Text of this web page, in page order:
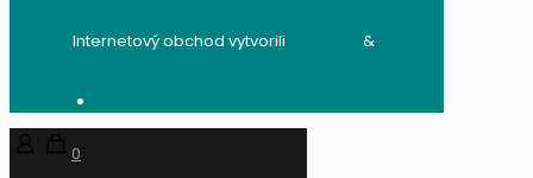
Internetový obchod vytvorili
&
0